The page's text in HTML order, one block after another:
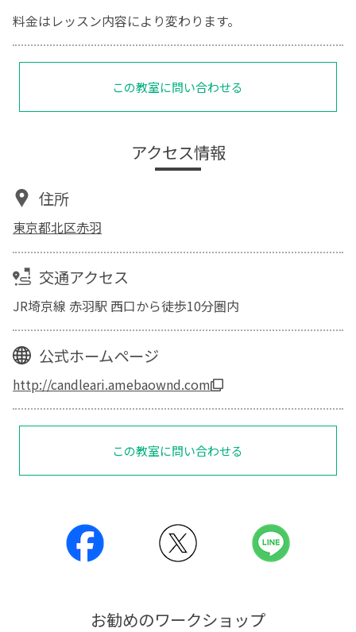
料金はレッスン内容により変わります。
この教室に問い合わせる
アクセス情報
住所
東京都北区赤羽
交通アクセス
JR埼京線 赤羽駅 西口から徒歩10分圏内
公式ホームページ
http://candleari.amebaownd.com
この教室に問い合わせる
お勧めのワークショップ